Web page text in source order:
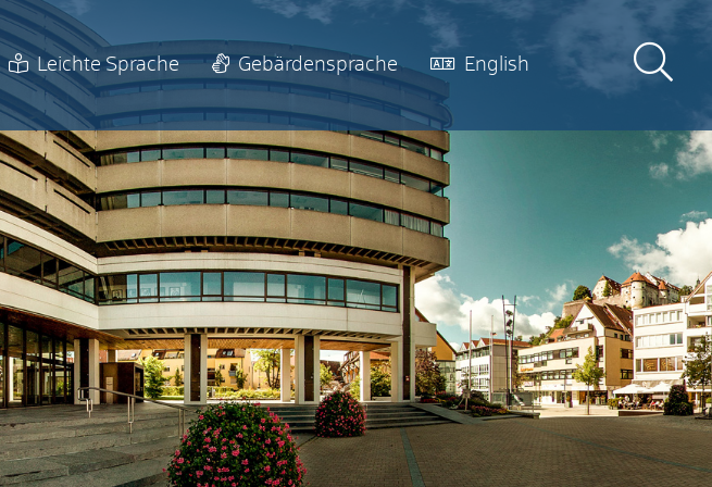
Leichte Sprache Gebärdensprache English